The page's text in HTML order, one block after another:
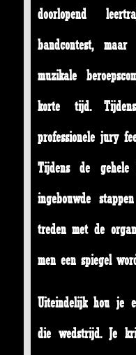
doorlopend
bandcontest,
muzikale
korte tijd.
professionele jury
Tijdens de
ingebouwde
treden met de
men een spiegel
Uiteindelijk hou je
die wedstrijd. Je